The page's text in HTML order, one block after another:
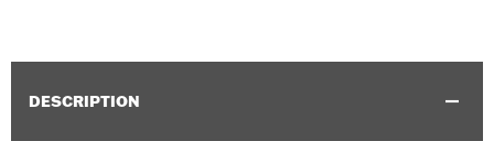
DESCRIPTION